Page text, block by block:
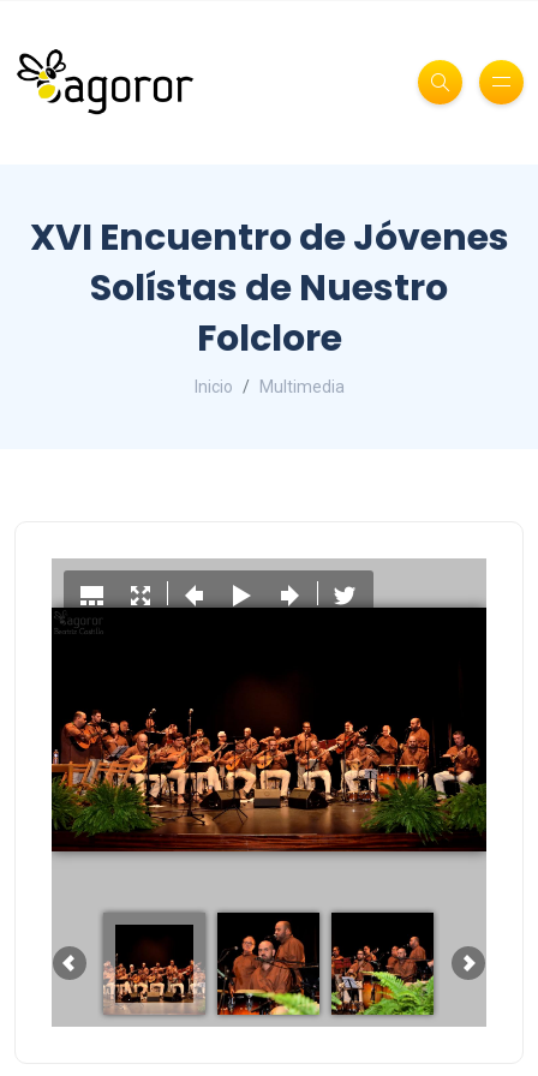
XVI Encuentro de Jóvenes
Solístas de Nuestro
Folclore
Inicio Multimedia